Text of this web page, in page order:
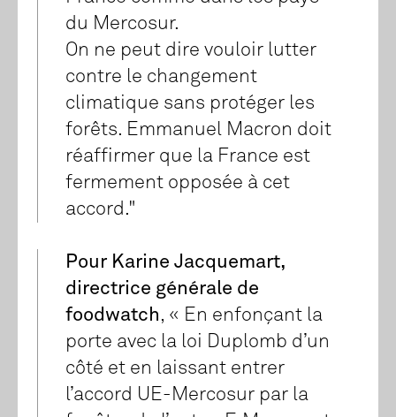
du Mercosur.
On ne peut dire vouloir lutter
contre le changement
climatique sans protéger les
forêts. Emmanuel Macron doit
réaffirmer que la France est
fermement opposée à cet
accord."
Pour Karine Jacquemart,
directrice générale de
foodwatch, « En enfonçant la
porte avec la loi Duplomb d’un
côté et en laissant entrer
l’accord UE-Mercosur par la